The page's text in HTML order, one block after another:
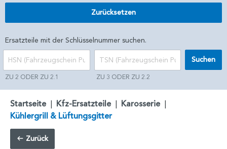
Zurücksetzen
Ersatzteile mit der Schlüsselnummer suchen.
ZU 2 ODER ZU 2.1 ZU 3 ODER ZU 2.2
Suchen
Startseite | Kfz-Ersatzteile | Karosserie |
Kühlergrill & Lüftungsgitter
Zurück